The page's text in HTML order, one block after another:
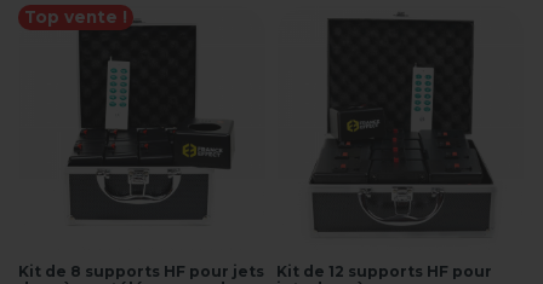
Top vente !
Kit de 8 supports HF pour jets
Kit de 12 supports HF pour